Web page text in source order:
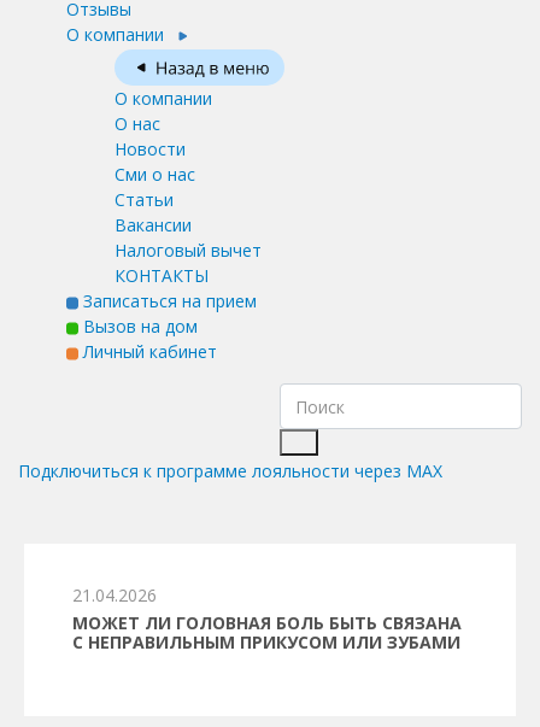
Отзывы
О компании
О компании
О нас
Новости
Сми о нас
Статьи
Вакансии
Налоговый вычет
КОНТАКТЫ
Записаться на прием
Вызов на дом
Личный кабинет
Подключиться к программе лояльности через MAX
21.04.2026
МОЖЕТ ЛИ ГОЛОВНАЯ БОЛЬ БЫТЬ СВЯЗАНА
С НЕПРАВИЛЬНЫМ ПРИКУСОМ ИЛИ ЗУБАМИ